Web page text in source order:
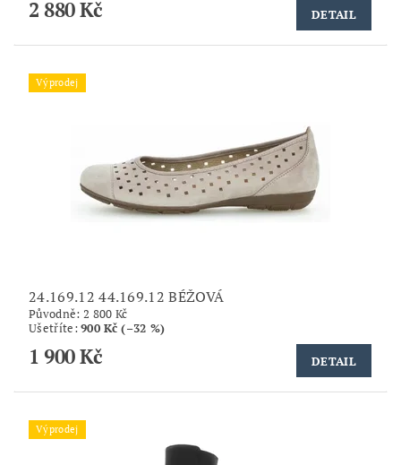
2 880 Kč DETAIL
Výprodej
24.169.12 44.169.12 BÉŽOVÁ
Původně: 2 800 Kč
Ušetříte:900 Kč (–32 %)
1 900 Kč DETAIL
Výprodej